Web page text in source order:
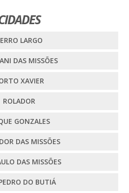
LARGO
DAS MISSÕES
XAVIER
ROLADOR
GONZALES
DAS MISSÕES
DAS MISSÕES
DO BUTIÁ